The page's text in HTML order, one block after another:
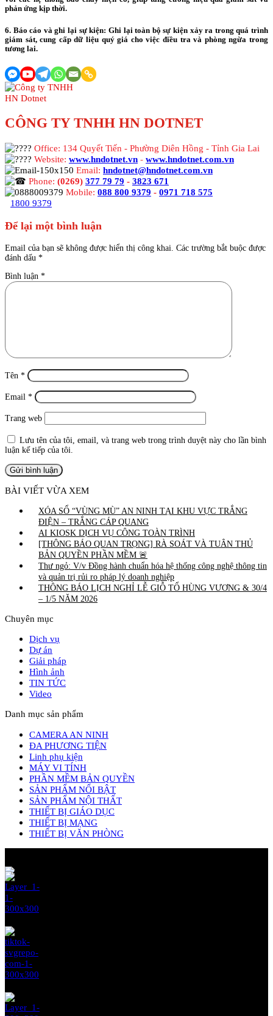
phản ứng kịp thời.
6. Báo cáo và ghi lại sự kiện: Ghi lại toàn bộ sự kiện xảy ra trong quá trình
giám sát, cung cấp dữ liệu quý giá cho việc điều tra và phòng ngừa trong
tương lai.
CÔNG TY TNHH HN DOTNET
Office: 134 Quyết Tiến - Phường Diên Hồng - Tỉnh Gia Lai
Website: www.hndotnet.vn - www.hndotnet.com.vn
Email: hndotnet@hndotnet.com.vn
Phone: (0269) 377 79 79 - 3823 671
Mobile: 088 800 9379 - 0971 718 575
1800 9379
Để lại một bình luận
Email của bạn sẽ không được hiển thị công khai. Các trường bắt buộc được
đánh dấu *
Bình luận *
Tên *
Email *
Trang web
Lưu tên của tôi, email, và trang web trong trình duyệt này cho lần bình
luận kế tiếp của tôi.
BÀI VIẾT VỪA XEM
XÓA SỔ “VÙNG MÙ” AN NINH TẠI KHU VỰC TRẮNG
ĐIỆN – TRẮNG CÁP QUANG
AI KIOSK DỊCH VỤ CÔNG TOÀN TRÌNH
[THÔNG BÁO QUAN TRỌNG] RÀ SOÁT VÀ TUÂN THỦ
BẢN QUYỀN PHẦN MỀM 🚨
Thư ngỏ: V/v Đồng hành chuẩn hóa hệ thống công nghệ thông tin
và quản trị rủi ro pháp lý doanh nghiệp
THÔNG BÁO LỊCH NGHỈ LỄ GIỖ TỔ HÙNG VƯƠNG & 30/4
– 1/5 NĂM 2026
Chuyên mục
Dịch vụ
Dự án
Giải pháp
Hình ảnh
TIN TỨC
Video
Danh mục sản phẩm
CAMERA AN NINH
ĐA PHƯƠNG TIỆN
Linh phụ kiện
MÁY VI TÍNH
PHẦN MỀM BẢN QUYỀN
SẢN PHẨM NỔI BẬT
SẢN PHẨM NỘI THẤT
THIẾT BỊ GIÁO DỤC
THIẾT BỊ MẠNG
THIẾT BỊ VĂN PHÒNG